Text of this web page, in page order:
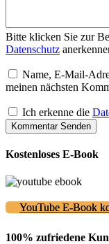
Bitte klicken Sie zur
Datenschutz
Name, E-Mail-
meinen nächsten
Ich erkenne die
Kostenloses E-Book
YouTube E-Book
100% zufriedene